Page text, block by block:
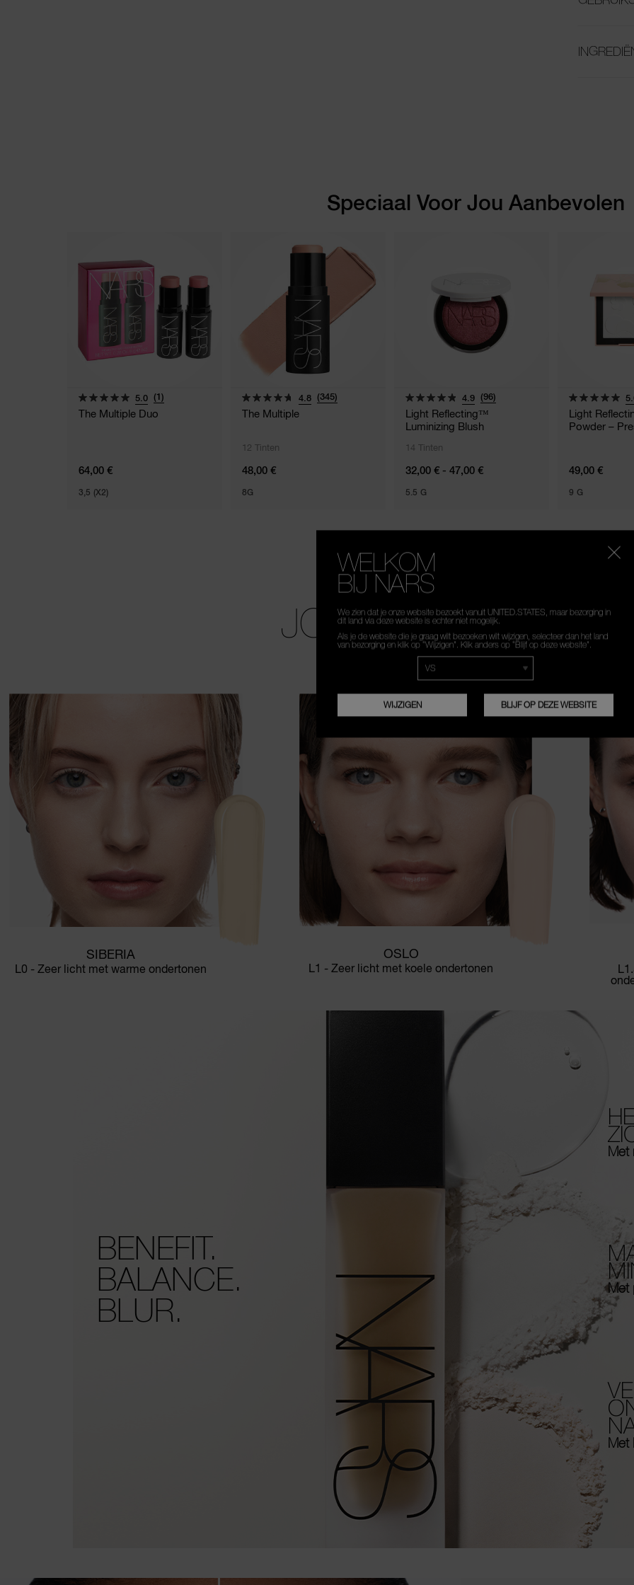
Speciaal Voor Jou Aanbevolen
5.0 (1)
The Multiple Duo
64,00 €
3,5 (X2)
4.8 (345)
The Multiple
12 Tinten
48,00 €
8G
4.9 (96)
Light Reflecting™
Luminizing Blush
14 Tinten
32,00 € - 47,00 €
5.5 G
Light
Powder –
49,00 €
9 G
JOUW ULTIEME
WAT IS JE HUIDSKLEUR?
SIBERIA
L0 - Zeer licht met warme ondertonen
OSLO
L1 - Zeer licht met koele ondertonen
BENEFIT.
BALANCE.
BLUR.
Met
Met
Met
WELKOM
BIJ NARS
We zien dat je onze website bezoekt vanuit UNITED.STATES, maar bezorging in
dit land via deze website is echter niet mogelijk.
Als je de website die je graag wilt bezoeken wilt wijzigen, selecteer dan het land
van bezorging en klik op “Wijzigen”. Klik anders op “Blijf op deze website”.
WIJZIGEN BLIJF OP DEZE WEBSITE